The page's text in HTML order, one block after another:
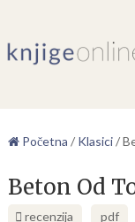
Početna / Klasici/
Beton Od
recenzija
pdf